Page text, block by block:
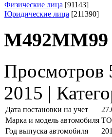
Физические лица [91143]
Юридические лица [211390]
М492ММ99
Просмотров
2015 |
Дата постановки на учет
Марка и модель автомобиля
Год выпуска автомобиля